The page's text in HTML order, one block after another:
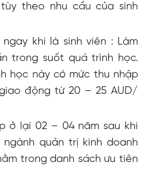
theo nhu cầu của sinh
khi là sinh viên : Làm
trong suốt quá trình học.
học này có mức thu nhập
động từ 20 – 25 AUD/
ở lại 02 – 04 năm sau khi
quản trị kinh doanh
trong danh sách ưu tiên